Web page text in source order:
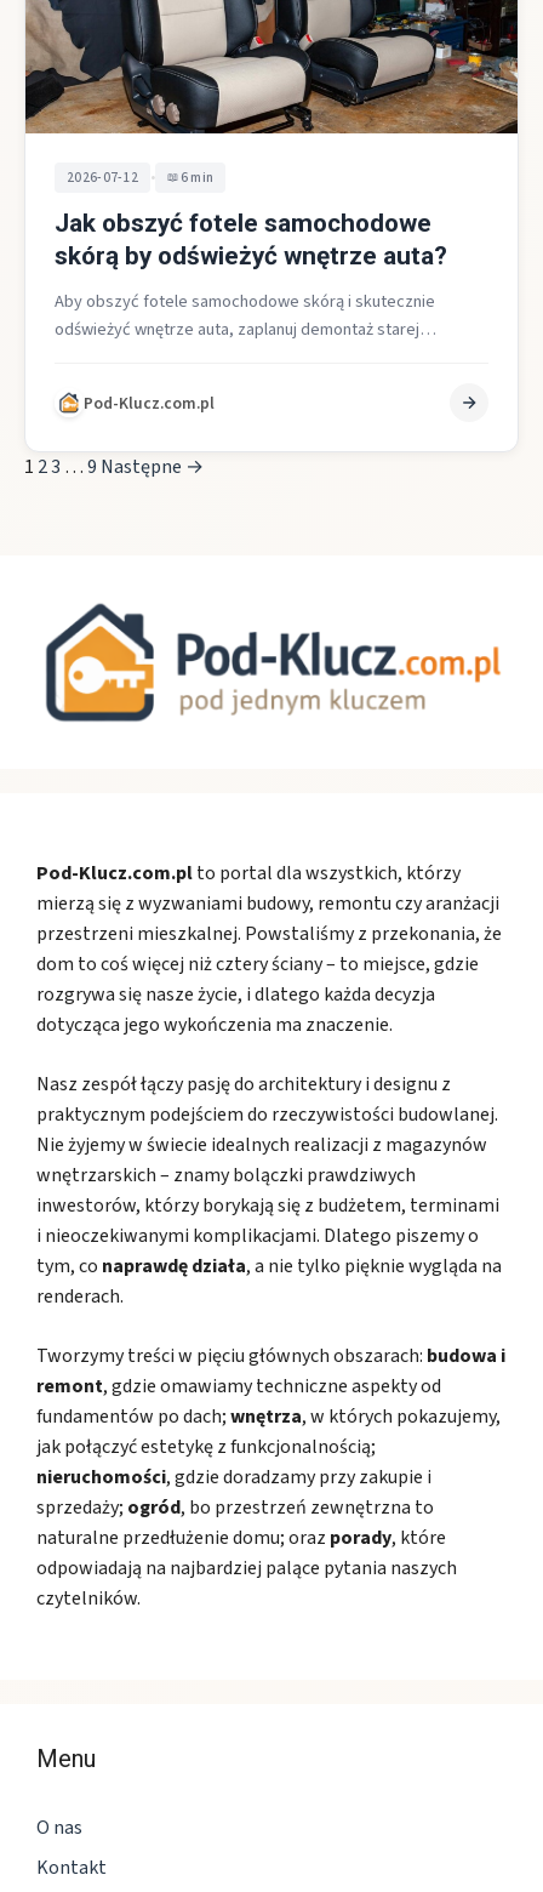
2026-07-12 • 6 min
Jak obszyć fotele samochodowe
skórą by odświeżyć wnętrze auta?
Aby obszyć fotele samochodowe skórą i skutecznie
odświeżyć wnętrze auta, zaplanuj demontaż starej
Pod-Klucz.com.pl
1 23 …9 Następne →
Pod-Klucz.com.plto portal dla wszystkich, którzy
mierzą się z wyzwaniami budowy, remontu czy aranżacji
przestrzeni mieszkalnej. Powstaliśmy z przekonania, że
dom to coś więcej niż cztery ściany – to miejsce, gdzie
rozgrywa się nasze życie, i dlatego każda decyzja
dotycząca jego wykończenia ma znaczenie.
Nasz zespół łączy pasję do architektury i designu z
praktycznym podejściem do rzeczywistości budowlanej.
Nie żyjemy w świecie idealnych realizacji z magazynów
wnętrzarskich – znamy bolączki prawdziwych
inwestorów, którzy borykają się z budżetem, terminami
i nieoczekiwanymi komplikacjami. Dlatego piszemy o
tym, co naprawdę działa, a nie tylko pięknie wygląda na
renderach.
Tworzymy treści w pięciu głównych obszarach: budowa i
remont, gdzie omawiamy techniczne aspekty od
fundamentów po dach;wnętrza, w których pokazujemy,
jak połączyć estetykę z funkcjonalnością;
nieruchomości, gdzie doradzamy przy zakupie i
sprzedaży; ogród, bo przestrzeń zewnętrzna to
naturalne przedłużenie domu; oraz porady, które
odpowiadają na najbardziej palące pytania naszych
czytelników.
Menu
O nas
Kontakt